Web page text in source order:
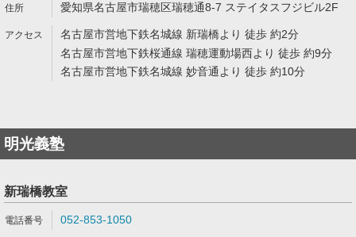
愛知県名古屋市瑞穂区瑞穂通8-7 ステイタスフジビル2F
名古屋市営地下鉄名城線 新瑞橋より 徒歩 約2分
名古屋市営地下鉄桜通線 瑞穂運動場西より 徒歩 約9分
名古屋市営地下鉄名城線 妙音通より 徒歩 約10分
明光義塾
新瑞橋教室
052-853-1050